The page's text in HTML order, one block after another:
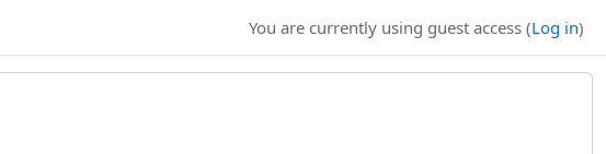
You are currently using guest access (Log in)